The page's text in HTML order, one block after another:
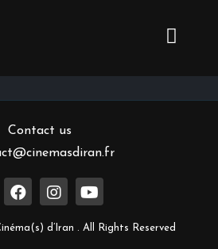
newsletter
Contact us
d’Iran . All Rights Reserved